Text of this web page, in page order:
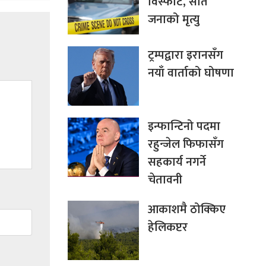
जनाको मृत्यु
ट्रम्पद्वारा इरानसँग
नयाँ वार्ताको घोषणा
इन्फान्टिनो पदमा
रहुन्जेल फिफासँग
सहकार्य नगर्ने
चेतावनी
आकाशमै ठोक्किए
हेलिकप्टर